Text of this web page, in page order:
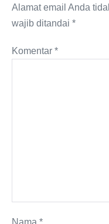
Alamat email Anda
wajib ditandai *
Komentar *
Nama *